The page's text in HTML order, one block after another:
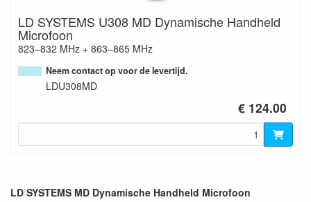
LD SYSTEMS U308 MD Dynamische Handheld
Microfoon
823–832 MHz + 863–865 MHz
Neem contact op voor de levertijd.
LDU308MD
€ 124.00
LD SYSTEMS MD Dynamische Handheld Microfoon